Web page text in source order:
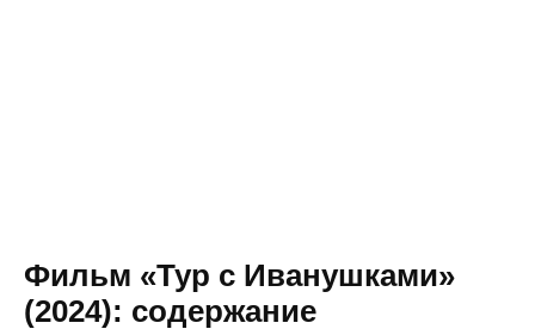
Фильм «Тур с Иванушками»
(2024): содержание